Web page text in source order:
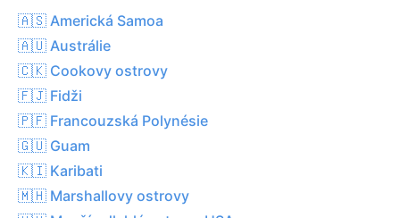
🇦🇸 Americká Samoa
🇦🇺 Austrálie
🇨🇰 Cookovy ostrovy
🇫🇯 Fidži
🇵🇫 Francouzská Polynésie
🇬🇺 Guam
🇰🇮 Karibati
🇲🇭 Marshallovy ostrovy